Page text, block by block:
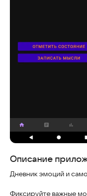
Описание
Дневник эмоций и
Фиксируйте важные